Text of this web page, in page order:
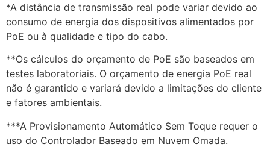
*A distância de transmissão real pode variar devido ao
consumo de energia dos dispositivos alimentados por
PoE ou à qualidade e tipo do cabo.
**Os cálculos do orçamento de PoE são baseados em
testes laboratoriais. O orçamento de energia PoE real
não é garantido e variará devido a limitações do cliente
e fatores ambientais.
***A Provisionamento Automático Sem Toque requer o
uso do Controlador Baseado em Nuvem Omada.